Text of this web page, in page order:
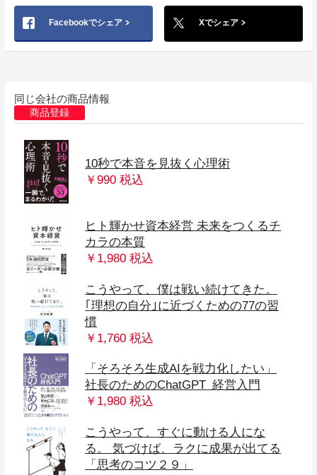
Facebookでシェア Xでシェア
同じ会社の商品情報
商品登録
10秒で本音を見抜く心理術
￥990 税込
ヒト輝かせ資本経営 未来をつくるチ
カラの本質
￥1,980 税込
こうやって、僕は戦い続けてきた。
｢理想の自分｣に近づくための77の習
慣
￥1,760 税込
「そろそろ生成AIを戦力化したい」
社長のためのChatGPT 経営入門
￥1,980 税込
こうやって、すぐに動ける人にな
る。 気づけば、ラクに成果が出てる
「思考のコツ２９」